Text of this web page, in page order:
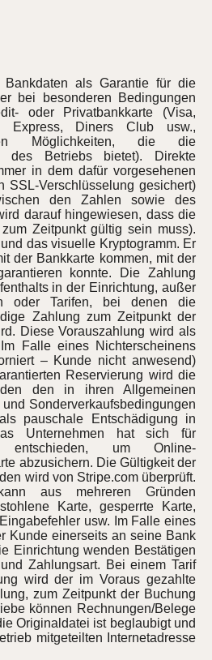
als Garantie für die
bei besonderen Bedingungen
oder Privatbankkarte (Visa,
Express, Diners Club usw.,
Möglichkeiten, die die
des Betriebs bietet). Direkte
in dem dafür vorgesehenen
SSL-Verschlüsselung gesichert)
den Zahlen sowie des
darauf hingewiesen, dass die
Zeitpunkt gültig sein muss).
das visuelle Kryptogramm. Er
der Bankkarte kommen, mit der
konnte. Die Zahlung
in der Einrichtung, außer
oder Tarifen, bei denen die
Zahlung zum Zeitpunkt der
Diese Vorauszahlung wird als
Falle eines Nichterscheinens
– Kunde nicht anwesend)
Reservierung wird die
den in ihren Allgemeinen
Sonderverkaufsbedingungen
pauschale Entschädigung in
Unternehmen hat sich für
entschieden, um Online-
abzusichern. Die Gültigkeit der
wird von Stripe.com überprüft.
aus mehreren Gründen
Karte, gesperrte Karte,
usw. Im Falle eines
Kunde einerseits an seine Bank
Einrichtung wenden Bestätigen
Zahlungsart. Bei einem Tarif
wird der im Voraus gezahlte
zum Zeitpunkt der Buchung
können Rechnungen/Belege
Originaldatei ist beglaubigt und
mitgeteilten Internetadresse